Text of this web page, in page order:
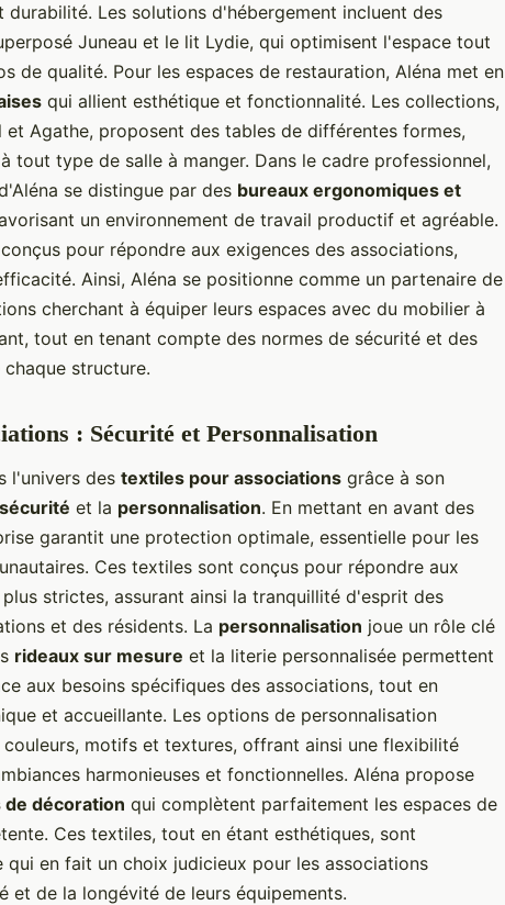
Les solutions d'hébergement incluent des
Juneau et le lit Lydie, qui optimisent l'espace tout
de qualité. Pour les espaces de restauration, Aléna met en
qui allient esthétique et fonctionnalité. Les collections,
et Agathe, proposent des tables de différentes formes,
tout type de salle à manger. Dans le cadre professionnel,
se distingue par des bureaux ergonomiques et
un environnement de travail productif et agréable.
pour répondre aux exigences des associations,
Ainsi, Aléna se positionne comme un partenaire de
cherchant à équiper leurs espaces avec du mobilier à
tout en tenant compte des normes de sécurité et des
structure.
: Sécurité et Personnalisation
l'univers des textiles pour associations grâce à son
sécurité et la personnalisation. En mettant en avant des
garantit une protection optimale, essentielle pour les
Ces textiles sont conçus pour répondre aux
strictes, assurant ainsi la tranquillité d'esprit des
et des résidents. La personnalisation joue un rôle clé
rideaux sur mesure et la literie personnalisée permettent
aux besoins spécifiques des associations, tout en
et accueillante. Les options de personnalisation
motifs et textures, offrant ainsi une flexibilité
harmonieuses et fonctionnelles. Aléna propose
décoration qui complètent parfaitement les espaces de
Ces textiles, tout en étant esthétiques, sont
qui en fait un choix judicieux pour les associations
et de la longévité de leurs équipements.